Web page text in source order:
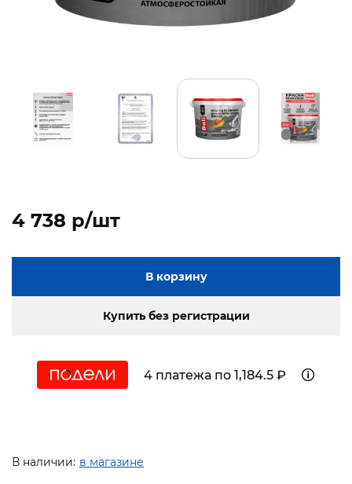
4 738 p/шт
В корзину
Купить без регистрации
4 платежа по 1,184.5 ₽
В наличии: в магазине